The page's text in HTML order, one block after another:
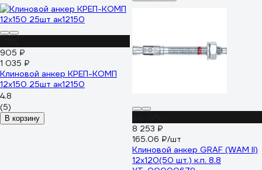
905 ₽
1 035 ₽
Клиновой анкер КРЕП-КОМП
12х150 25шт ак12150
4.8
(5)
В корзину
8 253 ₽
165.06 ₽/шт
Клиновой анкер GRAF (WAM II)
12x120(50 шт.) к.п. 8.8